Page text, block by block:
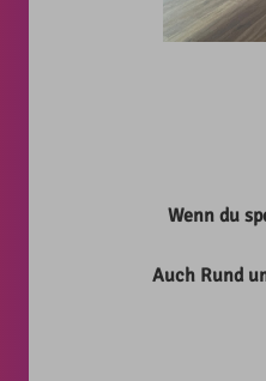
Wenn du
Auch Rund